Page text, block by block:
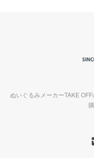
ぬいぐるみメーカーTAKE